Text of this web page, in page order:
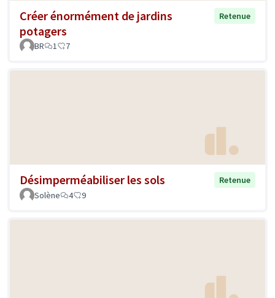
Créer énormément de jardins
potagers
Retenue
BR 1 7
Désimperméabiliser les sols
Retenue
Solène
4 9